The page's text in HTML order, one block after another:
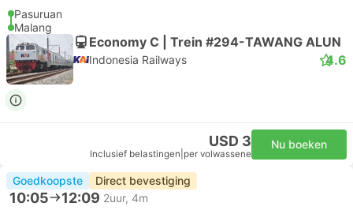
Pasuruan
Malang
Economy C | Trein #294-TAWANG ALUN
Indonesia Railways 4.6
USD 3
Inclusief belastingen per volwassene
Nu boeken
Goedkoopste Direct bevestiging
10:05 12:09 2uur, 4m